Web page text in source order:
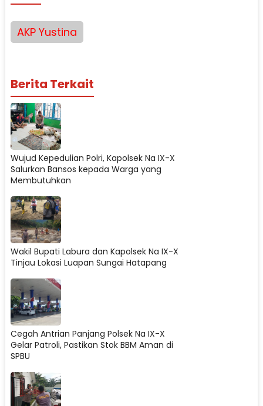
AKP Yustina
Berita Terkait
Wujud Kepedulian Polri, Kapolsek Na IX-X
Salurkan Bansos kepada Warga yang
Membutuhkan
Wakil Bupati Labura dan Kapolsek Na IX-X
Tinjau Lokasi Luapan Sungai Hatapang
Cegah Antrian Panjang Polsek Na IX-X
Gelar Patroli, Pastikan Stok BBM Aman di
SPBU